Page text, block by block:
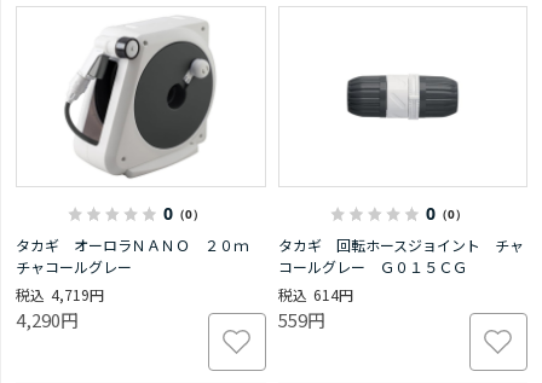
0 （0）
タカギ オーロラＮＡＮＯ ２０ｍ
チャコールグレー
4,719円
4,290円
0（0）
タカギ 回転ホースジョイント チャ
コールグレー Ｇ０１５ＣＧ
614円
559円